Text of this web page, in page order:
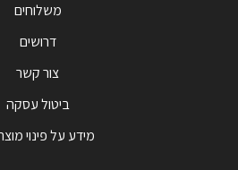
משלוחים
דרושים
צור קשר
ביטול עסקה
מידע על פינוי